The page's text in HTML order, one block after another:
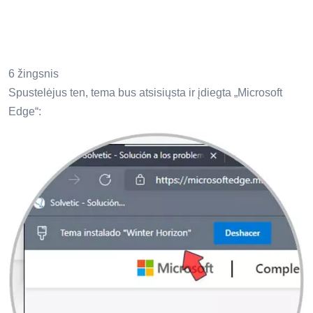
6 žingsnis
Spustelėjus ten, tema bus atsisiųsta ir įdiegta „Microsoft
Edge“: